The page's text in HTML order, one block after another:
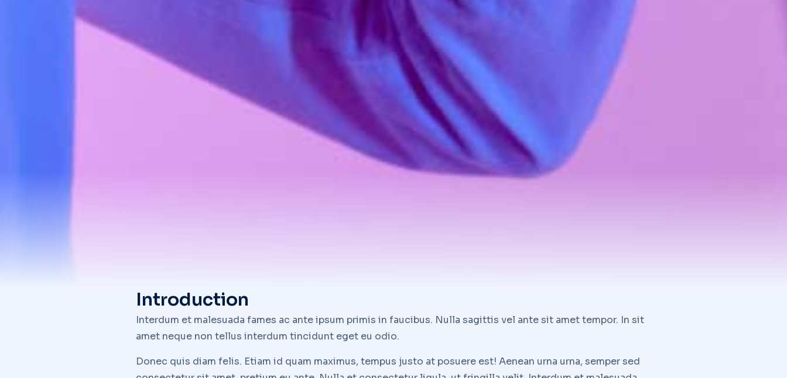
Introduction
Interdum et malesuada fames ac ante ipsum primis in faucibus. Nulla sagittis vel ante sit amet tempor. In sit
amet neque non tellus interdum tincidunt eget eu odio.
Donec quis diam felis. Etiam id quam maximus, tempus justo at posuere est! Aenean urna urna, semper sed